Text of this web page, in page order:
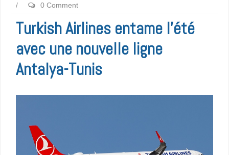
/
0 Comment
Turkish Airlines entame l’été
avec une nouvelle ligne
Antalya-Tunis